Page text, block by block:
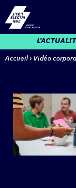
Accueil › Vidéo